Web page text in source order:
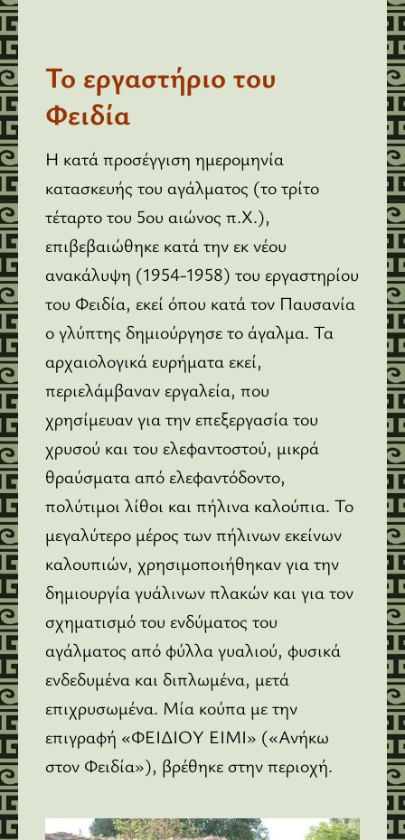
Το εργαστήριο του
Φειδία
Η κατά προσέγγιση ημερομηνία
κατασκευής του αγάλματος (το τρίτο
τέταρτο του 5ου αιώνος π.Χ.),
επιβεβαιώθηκε κατά την εκ νέου
ανακάλυψη (1954-1958) του εργαστηρίου
του Φειδία, εκεί όπου κατά τον Παυσανία
ο γλύπτης δημιούργησε το άγαλμα. Τα
αρχαιολογικά ευρήματα εκεί,
περιελάμβαναν εργαλεία, που
χρησίμευαν για την επεξεργασία του
χρυσού και του ελεφαντοστού, μικρά
θραύσματα από ελεφαντόδοντο,
πολύτιμοι λίθοι και πήλινα καλούπια. Το
μεγαλύτερο μέρος των πήλινων εκείνων
καλουπιών, χρησιμοποιήθηκαν για την
δημιουργία γυάλινων πλακών και για τον
σχηματισμό του ενδύματος του
αγάλματος από φύλλα γυαλιού, φυσικά
ενδεδυμένα και διπλωμένα, μετά
επιχρυσωμένα. Μία κούπα με την
επιγραφή «ΦΕΙΔΙΟΥ ΕΙΜΙ» («Ανήκω
στον Φειδία»), βρέθηκε στην περιοχή.